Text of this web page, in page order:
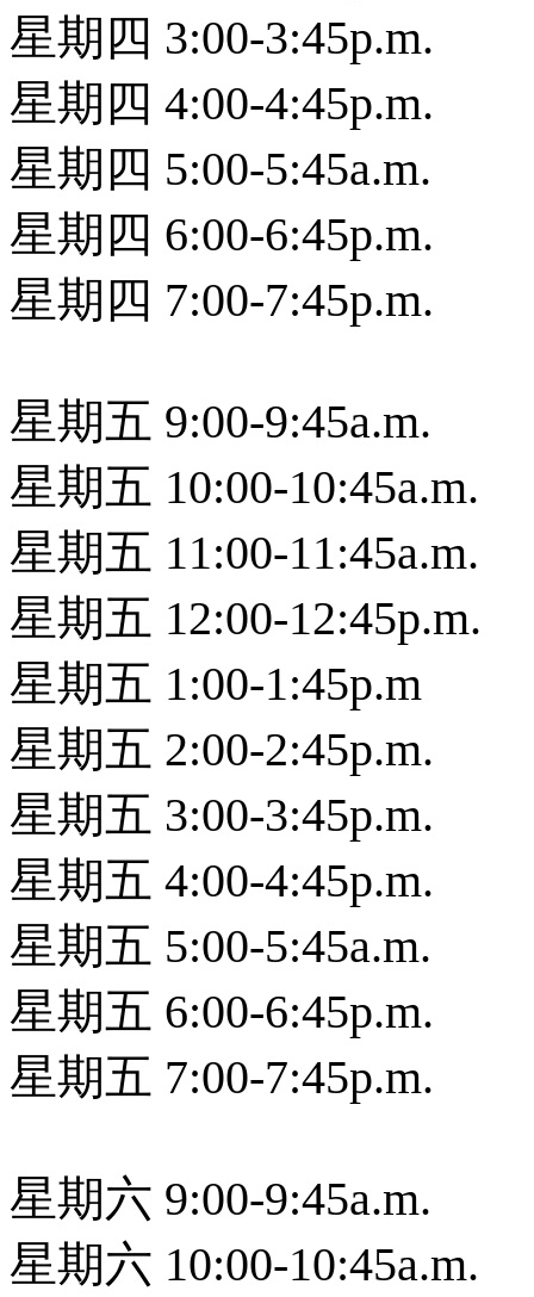
星期四 3:00-3:45p.m.
星期四 4:00-4:45p.m.
星期四 5:00-5:45a.m.
星期四 6:00-6:45p.m.
星期四 7:00-7:45p.m.
星期五 9:00-9:45a.m.
星期五 10:00-10:45a.m.
星期五 11:00-11:45a.m.
星期五 12:00-12:45p.m.
星期五 1:00-1:45p.m
星期五 2:00-2:45p.m.
星期五 3:00-3:45p.m.
星期五 4:00-4:45p.m.
星期五 5:00-5:45a.m.
星期五 6:00-6:45p.m.
星期五 7:00-7:45p.m.
星期六 9:00-9:45a.m.
星期六 10:00-10:45a.m.